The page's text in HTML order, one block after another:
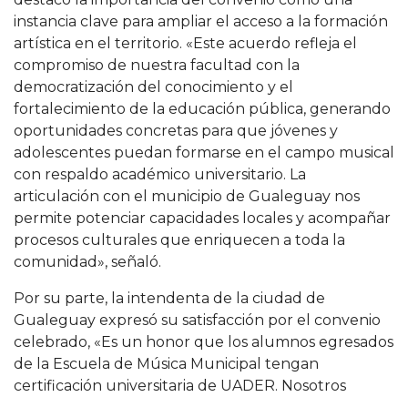
instancia clave para ampliar el acceso a la formación
artística en el territorio. «Este acuerdo refleja el
compromiso de nuestra facultad con la
democratización del conocimiento y el
fortalecimiento de la educación pública, generando
oportunidades concretas para que jóvenes y
adolescentes puedan formarse en el campo musical
con respaldo académico universitario. La
articulación con el municipio de Gualeguay nos
permite potenciar capacidades locales y acompañar
procesos culturales que enriquecen a toda la
comunidad», señaló.
Por su parte, la intendenta de la ciudad de
Gualeguay expresó su satisfacción por el convenio
celebrado, «Es un honor que los alumnos egresados
de la Escuela de Música Municipal tengan
certificación universitaria de UADER. Nosotros